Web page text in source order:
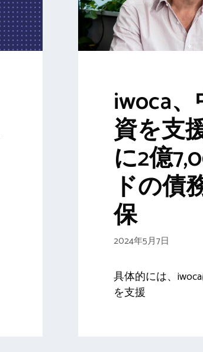
iwoca
資を支
に2億
ドの債
保
2024年5月7日
具体的には、
を支援